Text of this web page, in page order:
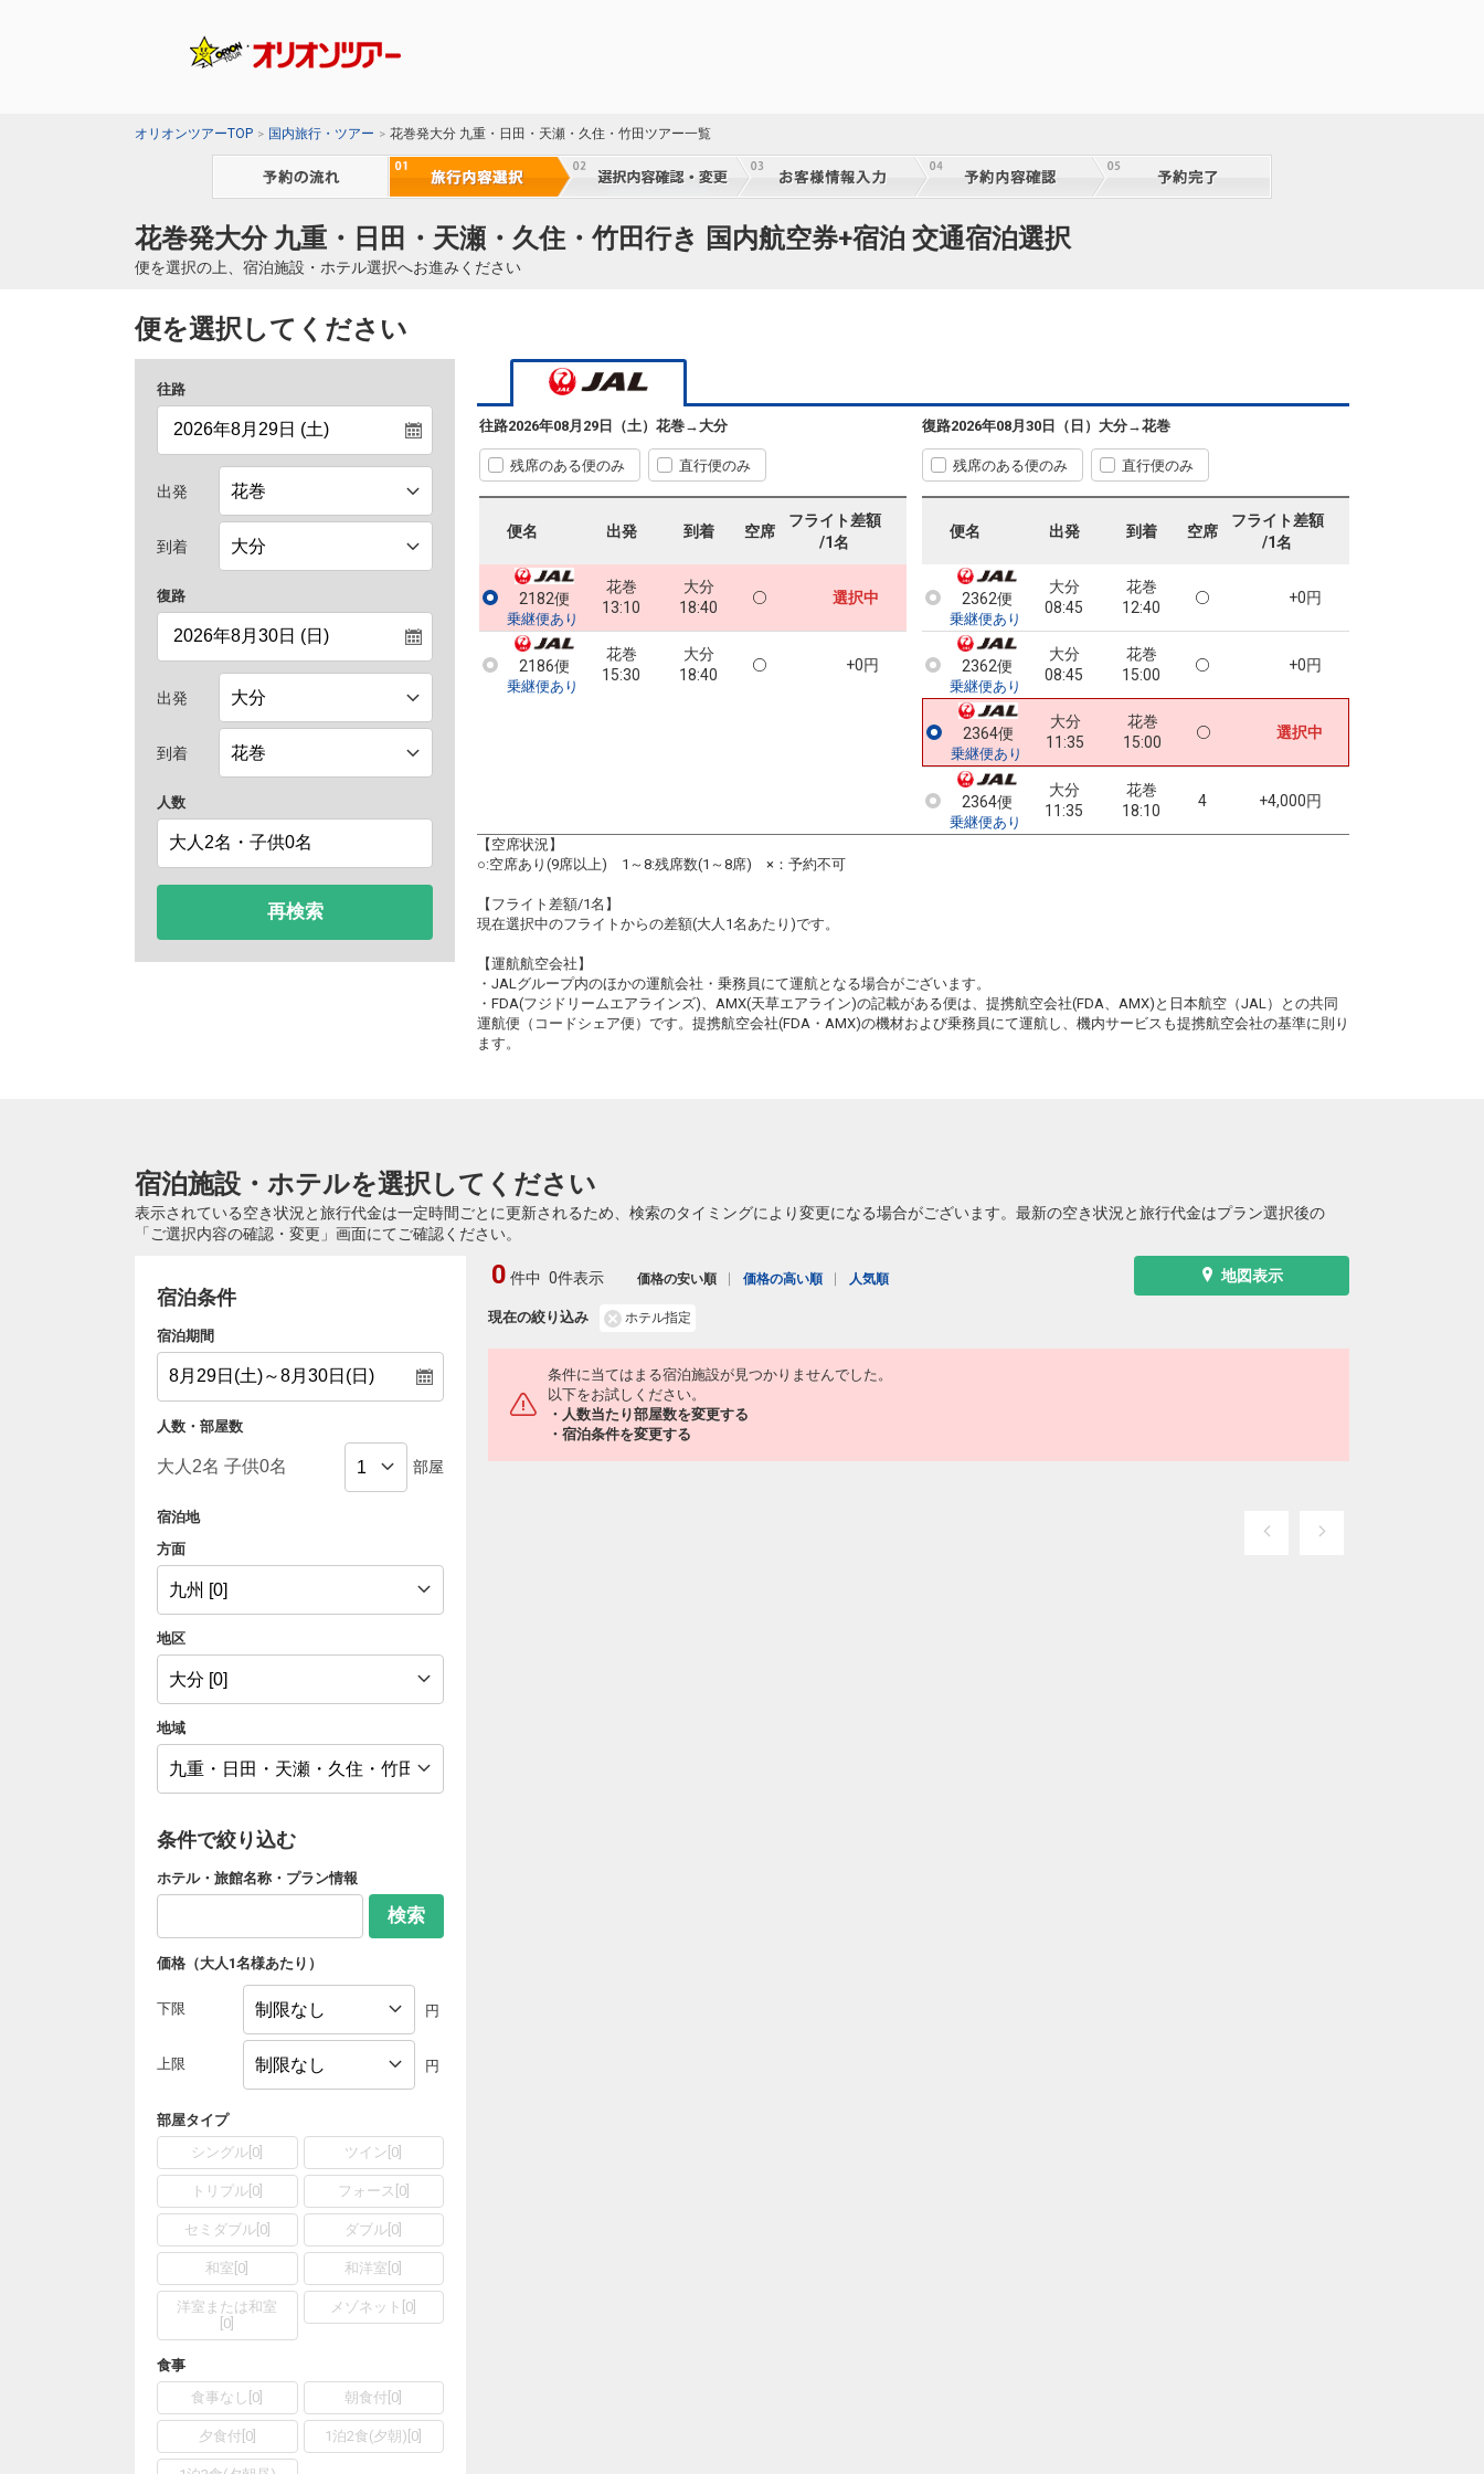
オリオンツアーTOP 国内旅行・ツアー 花巻発大分 九重・日田・天瀬・久住・竹田ツアー一覧
花巻発大分 九重・日田・天瀬・久住・竹田行き 国内航空券+宿泊 交通宿泊選択
便を選択の上、宿泊施設・ホテル選択へお進みください
便を選択してください
往路
出発
到着
復路
出発
到着
人数
再検索
往路2026年08月29日（土） 花巻→大分
残席のある便のみ 直行便のみ
便名 出発 到着 空席
フライト差額
/1名
2182便
乗継便あり
花巻
13:10
大分
18:40
選択中
2186便
乗継便あり
花巻
15:30
大分
18:40
+0円
復路2026年08月30日（日） 大分→花巻
残席のある便のみ 直行便のみ
便名 出発 到着 空席
フライト差額
/1名
2362便
乗継便あり
大分
08:45
花巻
12:40
+0円
2362便
乗継便あり
大分
08:45
花巻
15:00
+0円
2364便
乗継便あり
大分
11:35
花巻
15:00
選択中
2364便
乗継便あり
大分
11:35
花巻
18:10
4 +4,000円
【空席状況】
○:空席あり(9席以上) 1～8:残席数(1～8席) ×：予約不可
【フライト差額/1名】
現在選択中のフライトからの差額(大人1名あたり)です。
【運航航空会社】
・JALグループ内のほかの運航会社・乗務員にて運航となる場合がございます。
・FDA(フジドリームエアラインズ)、AMX(天草エアライン)の記載がある便は、提携航空会社(FDA、AMX)と日本航空（JAL）との共同
運航便（コードシェア便）です。提携航空会社(FDA・AMX)の機材および乗務員にて運航し、機内サービスも提携航空会社の基準に則り
ます。
宿泊施設・ホテルを選択してください
表示されている空き状況と旅行代金は一定時間ごとに更新されるため、検索のタイミングにより変更になる場合がございます。最新の空き状況と旅行代金はプラン選択後の
「ご選択内容の確認・変更」画面にてご確認ください。
宿泊条件
宿泊期間
人数・部屋数
部屋
宿泊地
方面
地区
地域
条件で絞り込む
ホテル・旅館名称・プラン情報
検索
価格（大人1名様あたり）
下限 円
上限 円
部屋タイプ
シングル 0 ツイン 0
トリプル 0 フォース 0]
セミダブル[ 0] ダブル 0
和室 0 和洋室 0
洋室または和室
0
メゾネット 0
食事
食事なし 0 朝食付 0
夕食付 0] 1泊2食(夕朝) 0
地図表示
現在の絞り込み ホテル指定
0 件中 0件表示 価格の安い順 価格の高い順 人気順
条件に当てはまる宿泊施設が見つかりませんでした。
以下をお試しください。
・人数当たり部屋数を変更する
・宿泊条件を変更する